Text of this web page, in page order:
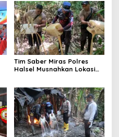
Tim Saber Miras Polres
Halsel Musnahkan Lokasi